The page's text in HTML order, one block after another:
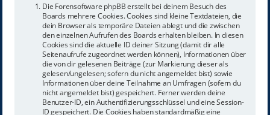
Die Forensoftware phpBB erstellt bei deinem Besuch des
Boards mehrere Cookies. Cookies sind kleine Textdateien, die
dein Browser als temporäre Dateien ablegt und die zwischen
den einzelnen Aufrufen des Boards erhalten bleiben. In diesen
Cookies sind die aktuelle ID deiner Sitzung (damit dir alle
Seitenaufrufe zugeordnet werden können), Informationen über
die von dir gelesenen Beiträge (zur Markierung dieser als
gelesen/ungelesen; sofern du nicht angemeldet bist) sowie
Informationen über deine Teilnahme an Umfragen (sofern du
nicht angemeldet bist) gespeichert. Ferner werden deine
Benutzer-ID, ein Authentifizierungsschlüssel und eine Session-
ID gespeichert. Die Cookies haben standardmäßig eine